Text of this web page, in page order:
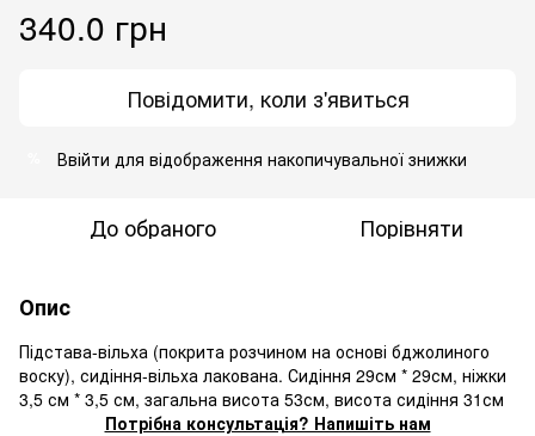
340.0 грн
Повідомити, коли з'явиться
Ввійти для відображення накопичувальної знижки
До обраного Порівняти
Опис
Підстава-вільха (покрита розчином на основі бджолиного
воску), сидіння-вільха лакована. Сидіння 29см * 29см, ніжки
3,5 см * 3,5 см, загальна висота 53см, висота сидіння 31см
Потрібна консультація? Напишіть нам